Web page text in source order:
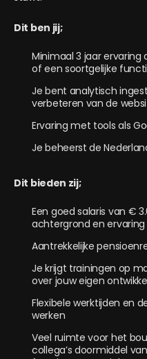
Dit ben jij;
Minimaal 3 jaar ervaring
of een soortgelijke
Je bent analytisch
verbeteren van de
Ervaring met tools als
Je beheerst de
Dit bieden zij;
Een goed salaris van €
achtergrond en ervaring
Aantrekkelijke
Je krijgt trainingen op
over jouw eigen
Flexibele werktijden en
werken
Veel ruimte voor het
collega’s doormiddel